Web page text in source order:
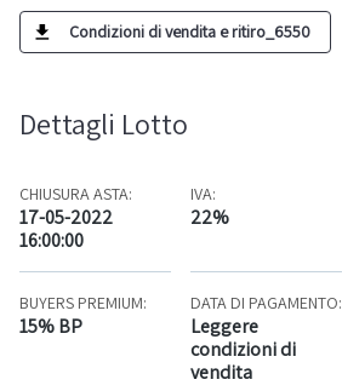
Condizioni di vendita e ritiro_6550
Dettagli Lotto
CHIUSURA ASTA:
17-05-2022
16:00:00
IVA:
22%
BUYERS PREMIUM:
15% BP
DATA DI PAGAMENTO:
Leggere
condizioni di
vendita